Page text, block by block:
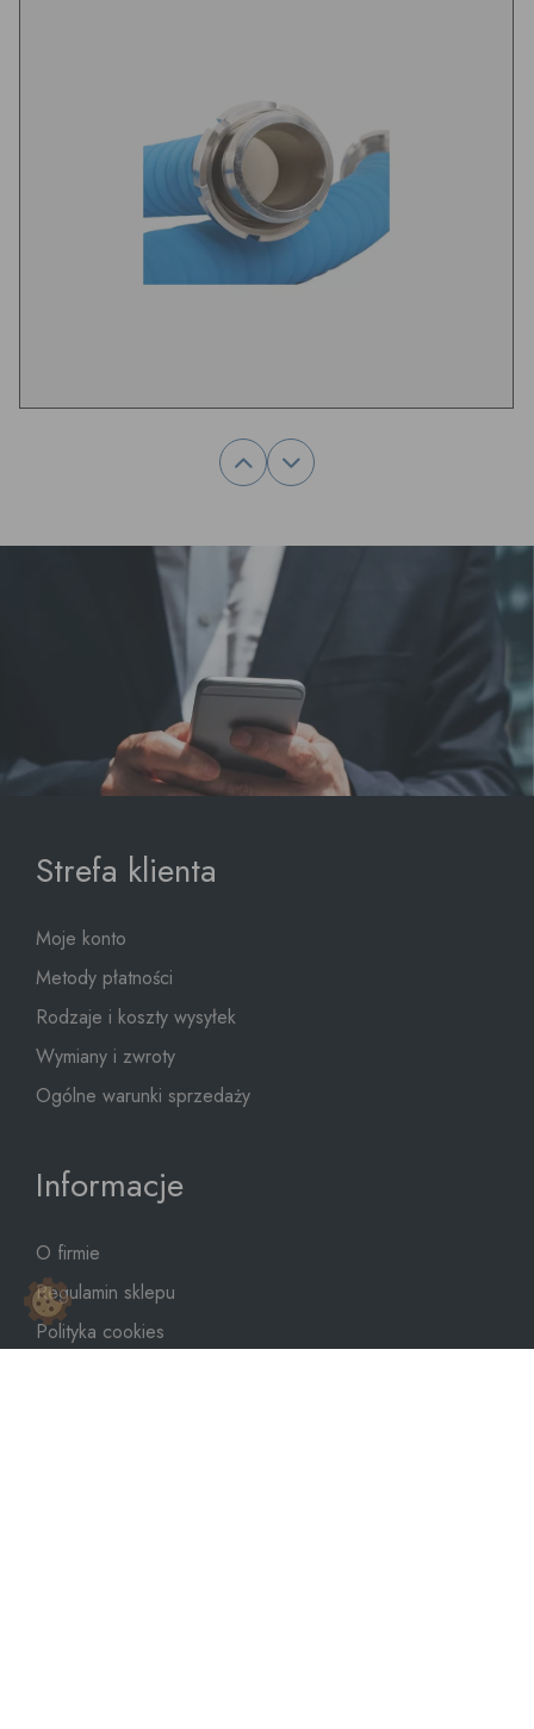
Strefa klienta
Moje konto
Metody płatności
Rodzaje i koszty wysyłek
Wymiany i zwroty
Ogólne warunki sprzedaży
Informacje
O firmie
Regulamin sklepu
Polityka cookies